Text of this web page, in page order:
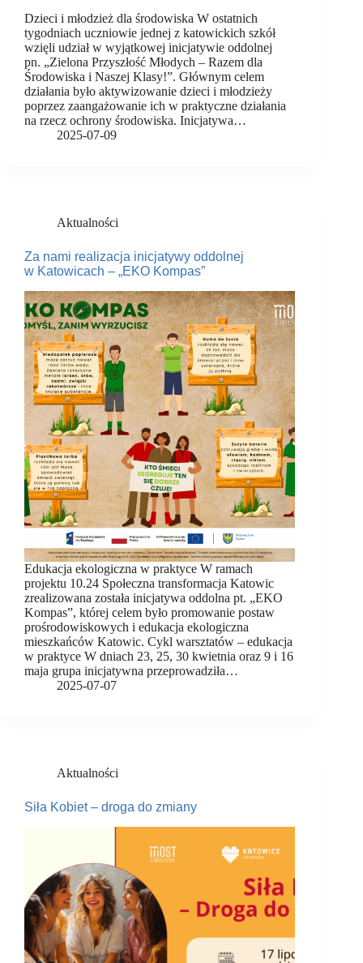
Dzieci i młodzież dla środowiska W ostatnich
tygodniach uczniowie jednej z katowickich szkół
wzięli udział w wyjątkowej inicjatywie oddolnej
pn. „Zielona Przyszłość Młodych – Razem dla
Środowiska i Naszej Klasy!”. Głównym celem
działania było aktywizowanie dzieci i młodzieży
poprzez zaangażowanie ich w praktyczne działania
na rzecz ochrony środowiska. Inicjatywa…
2025-07-09
Aktualności
Za nami realizacja inicjatywy oddolnej
w Katowicach – „EKO Kompas”
Edukacja ekologiczna w praktyce W ramach
projektu 10.24 Społeczna transformacja Katowic
zrealizowana została inicjatywa oddolna pt. „EKO
Kompas”, której celem było promowanie postaw
prośrodowiskowych i edukacja ekologiczna
mieszkańców Katowic. Cykl warsztatów – edukacja
w praktyce W dniach 23, 25, 30 kwietnia oraz 9 i 16
maja grupa inicjatywna przeprowadziła…
2025-07-07
Aktualności
Siła Kobiet – droga do zmiany